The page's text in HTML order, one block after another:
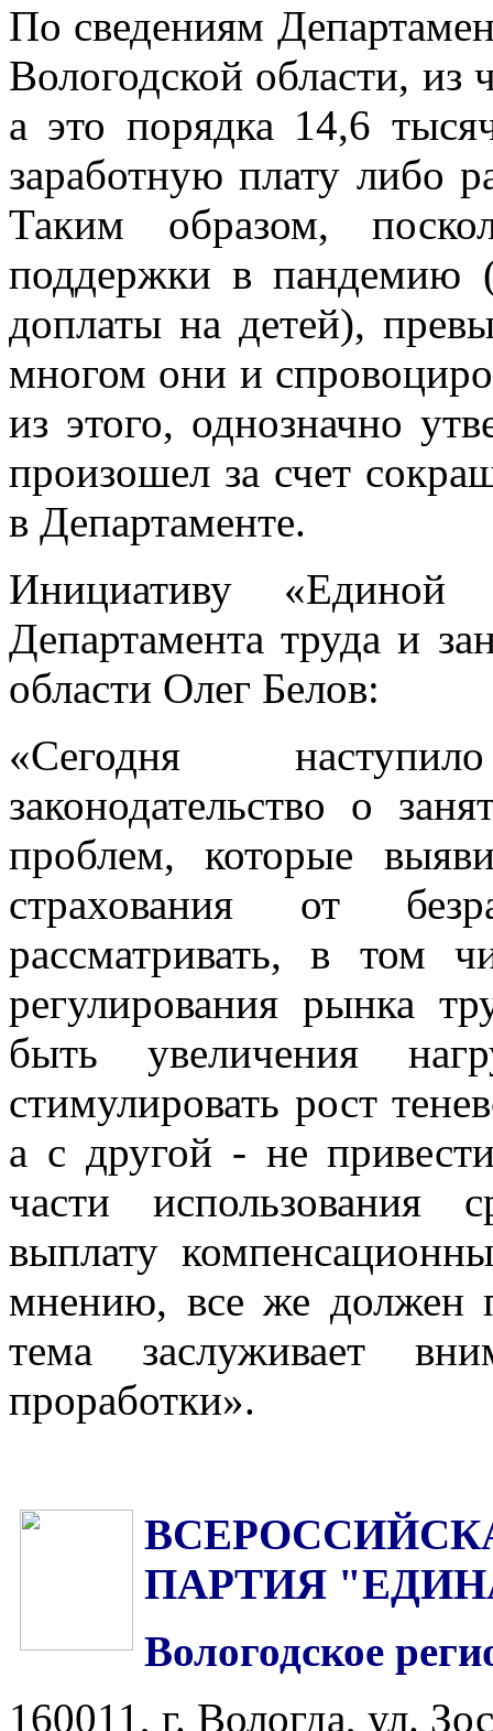
По сведениям
Вологодской области, из
а это порядка 14,6
заработную плату либо
Таким образом,
поддержки в пандемию
доплаты на детей),
многом они и
из этого, однозначно
произошел за счет
в Департаменте.
Инициативу «Единой
Департамента труда и
области Олег Белов:
«Сегодня
законодательство о
проблем, которые
страхования от
рассматривать, в том
регулирования рынка
быть увеличения
стимулировать рост
а с другой - не
части использования
выплату
мнению, все же должен
тема заслуживает
проработки».
ПАРТИЯ
Вологодское
160011, г. Вологда, ул.